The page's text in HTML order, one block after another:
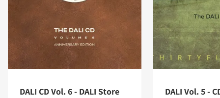
DALI CD Vol. 6 - DALI Store DALI Vol. 5 -